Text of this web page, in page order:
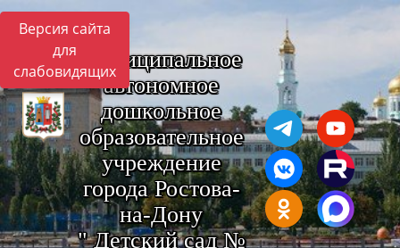
Версия сайта
для
слабовидящихМуниципальное
автономное
дошкольное
образовательное
учреждение
города Ростова-
на-Дону
" Детский сад №